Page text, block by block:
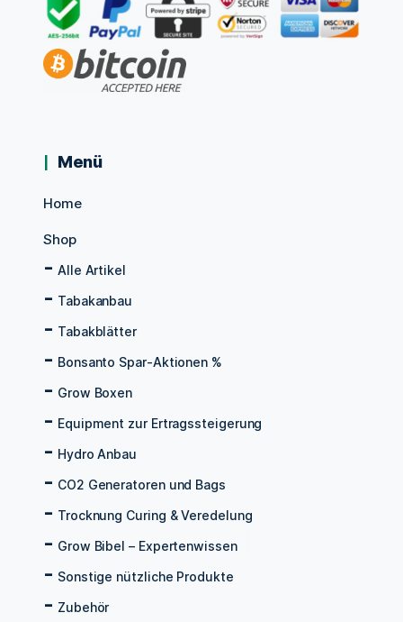
Menü
Home
Shop
Alle Artikel
Tabakanbau
Tabakblätter
Bonsanto Spar-Aktionen %
Grow Boxen
Equipment zur Ertragssteigerung
Hydro Anbau
CO2 Generatoren und Bags
Trocknung Curing & Veredelung
Grow Bibel – Expertenwissen
Sonstige nützliche Produkte
Zubehör